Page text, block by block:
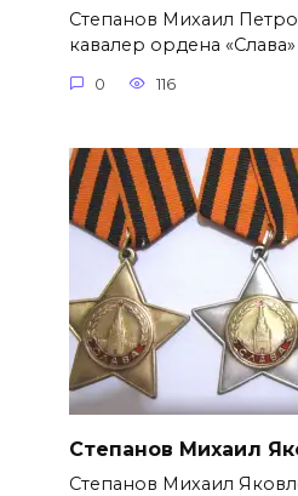
Степанов Михаил
кавалер ордена «Слава»
0 116
Степанов Михаил
Степанов Михаил